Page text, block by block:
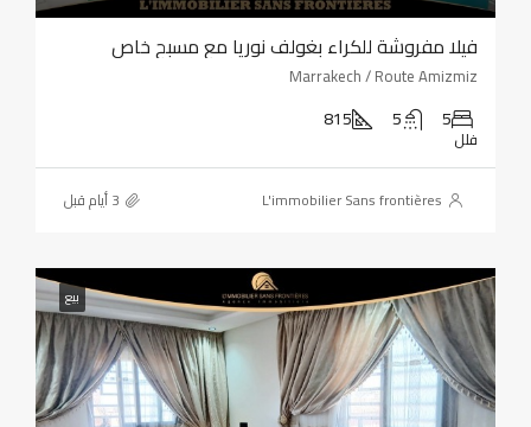
فيلا مفروشة للكراء بغولف نوريا مع مسبح خاص
Marrakech / Route Amizmiz
5
5
815
فلل
L'immobilier Sans frontières
بيع